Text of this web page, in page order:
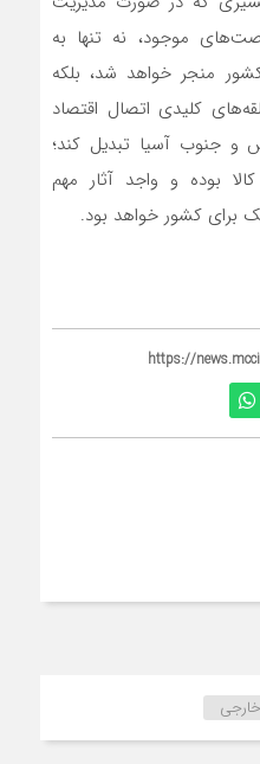
موجود، نه تنها به
منجر خواهد شد، بلکه
کلیدی اتصال اقتصاد
و جنوب آسیا تبدیل کند؛
بوده و واجد آثار مهم
برای کشور خواهد بود.
https://